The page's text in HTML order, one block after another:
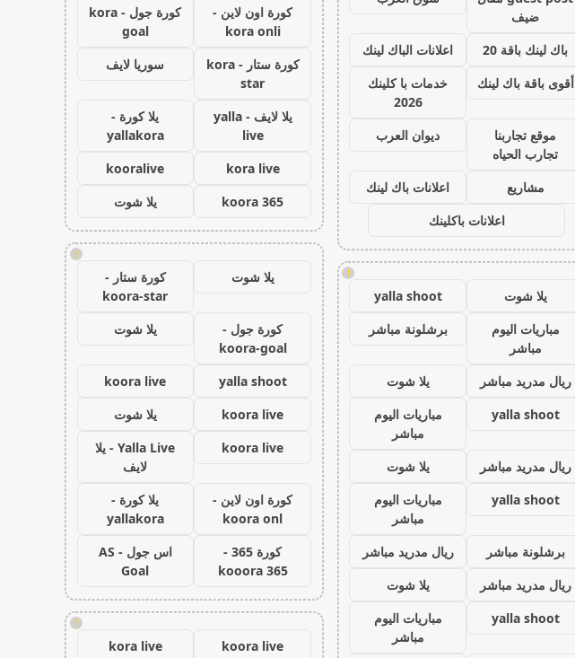
ضيف
باك لينك باقة 20
اعلانات الباك لينك
أقوى باقة باك لينك
خدمات با كلينك
2026
موقع تجاربنا
تجارب الحياه
ديوان العرب
مشاريع
اعلانات باك لينك
اعلانات باكلينك
!
يلا شوت
yalla shoot
مباريات اليوم
مباشر
برشلونة مباشر
ريال مدريد مباشر
يلا شوت
yalla shoot
مباريات اليوم
مباشر
ريال مدريد مباشر
يلا شوت
yalla shoot
مباريات اليوم
مباشر
برشلونة مباشر
ريال مدريد مباشر
ريال مدريد مباشر
يلا شوت
yalla shoot
مباريات اليوم
مباشر
كورة اون لاين -
kora onli
كورة جول - kora
goal
كورة ستار - kora
star
سوريا لايف
يلا لايف - yalla
live
يلا كورة -
yallakora
kora live
kooralive
koora 365
يلا شوت
!
يلا شوت
كورة ستار -
koora-star
كورة جول -
koora-goal
يلا شوت
yalla shoot
koora live
koora live
يلا شوت
koora live
Yalla Live - يلا
لايف
كورة اون لاين -
koora onl
يلا كورة -
yallakora
كورة 365 -
kooora 365
اس جول - AS
Goal
!
koora live
kora live